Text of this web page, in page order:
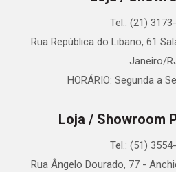
Tel.: (21)
Rua República do Libano, 61
Janeiro/
HORÁRIO: Segunda a
Loja / Showroom
Tel.: (51)
Rua Ângelo Dourado, 77 -